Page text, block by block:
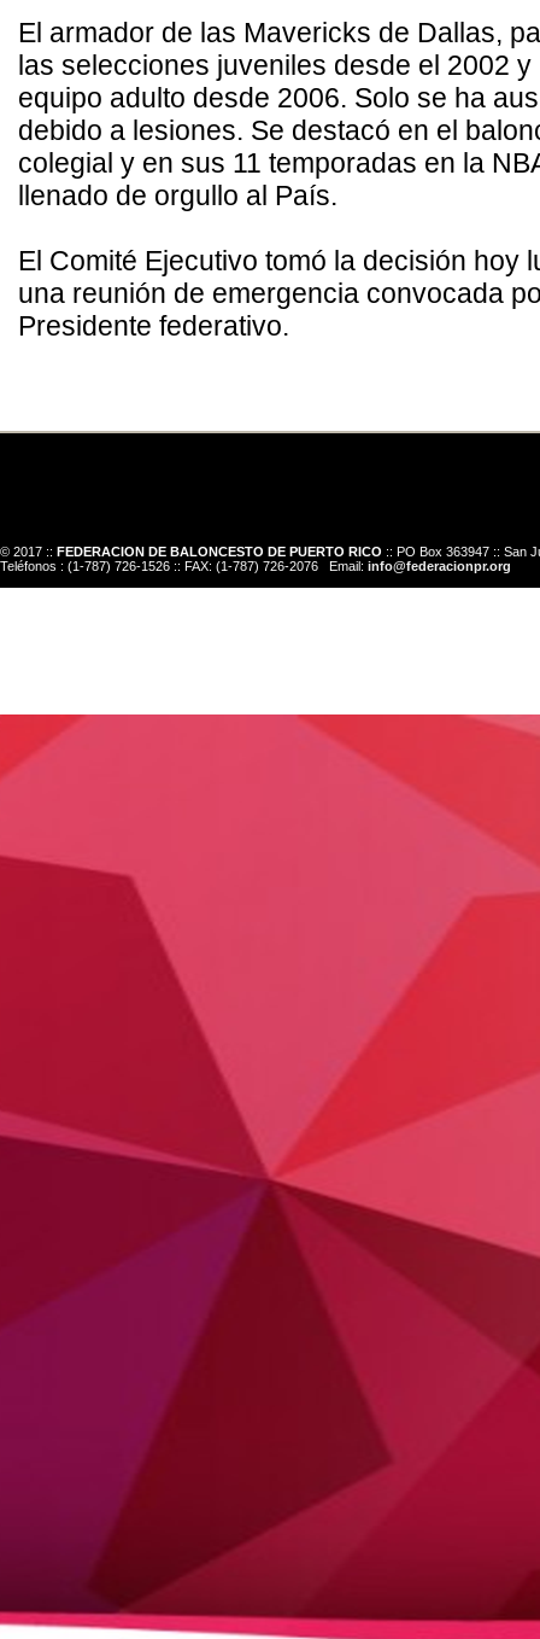
El armador de las Mavericks de Dallas,
las selecciones juveniles desde el 2002 y
equipo adulto desde 2006. Solo se ha
debido a lesiones. Se destacó en el
colegial y en sus 11 temporadas en la
llenado de orgullo al País.
El Comité Ejecutivo tomó la decisión hoy
una reunión de emergencia convocada
Presidente federativo.
© 2017 :: FEDERACION DE BALONCESTO DE PUERTO RICO :: PO Box 363947 :: San
Teléfonos : (1-787) 726-1526 :: FAX: (1-787) 726-2076 Email: info@federacionpr.org